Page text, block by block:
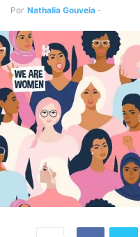
Por Nathalia Gouveia -